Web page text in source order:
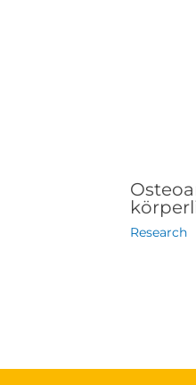
Research